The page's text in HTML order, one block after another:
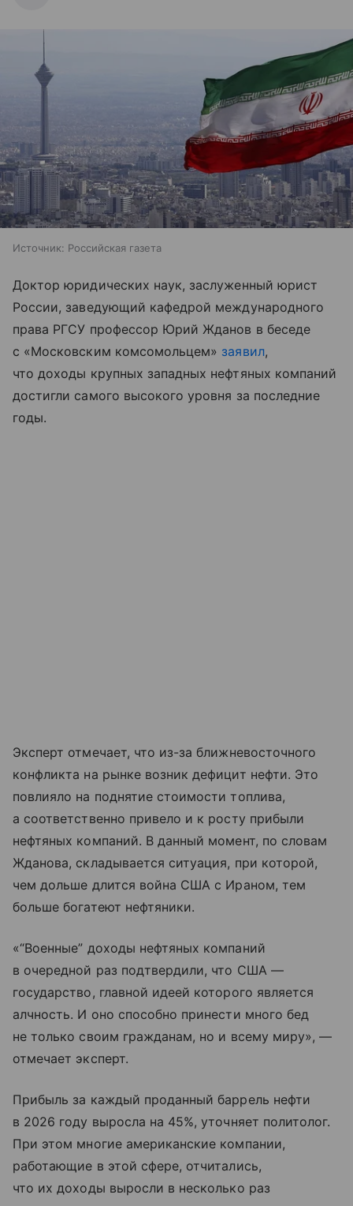
Источник: Российская газета
Доктор юридических наук, заслуженный юрист
России, заведующий кафедрой международного
права РГСУ профессор Юрий Жданов в беседе
с «Московским комсомольцем» заявил,
что доходы крупных западных нефтяных компаний
достигли самого высокого уровня за последние
годы.
Эксперт отмечает, что из-за ближневосточного
конфликта на рынке возник дефицит нефти. Это
повлияло на поднятие стоимости топлива,
а соответственно привело и к росту прибыли
нефтяных компаний. В данный момент, по словам
Жданова, складывается ситуация, при которой,
чем дольше длится война США с Ираном, тем
больше богатеют нефтяники.
«“Военные” доходы нефтяных компаний
в очередной раз подтвердили, что США —
государство, главной идеей которого является
алчность. И оно способно принести много бед
не только своим гражданам, но и всему миру», —
отмечает эксперт.
Прибыль за каждый проданный баррель нефти
в 2026 году выросла на 45%, уточняет политолог.
При этом многие американские компании,
работающие в этой сфере, отчитались,
что их доходы выросли в несколько раз